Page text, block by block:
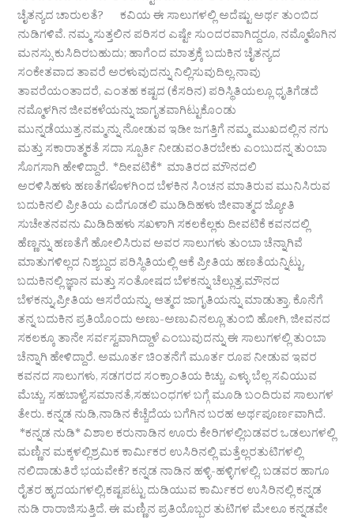
ಚೈತನ್ಯದ ಚಾರುಲತೆ? ಕವಿಯ ಈ ಸಾಲುಗಳಲ್ಲಿ ಅದೆಷ್ಟು ಅರ್ಥ ತುಂಬಿದ
ನುಡಿಗಳಿವೆ. ನಮ್ಮ ಸುತ್ತಲಿನ ಪರಿಸರ ಎಷ್ಟೇ ಸುಂದರವಾಗಿದ್ದರೂ, ನಮ್ಮೊಳೊಗಿನ
ಮನಸ್ಸು ಕುಸಿದಿರಬಹುದು; ಹಾಗೆಂದ ಮಾತ್ರಕ್ಕೆ ಬದುಕಿನ ಚೈತನ್ಯದ
ಸಂಕೇತವಾದ ತಾವರೆ ಅರಳುವುದನ್ನು ನಿಲ್ಲಿಸುವುದಿಲ್ಲ.ನಾವು
ತಾವರೆಯಂತಾದರೆ, ಎಂತಹ ಕಷ್ಟದ (ಕೆಸರಿನ) ಪರಿಸ್ಥಿತಿಯಲ್ಲೂ ಧೃತಿಗೆಡದೆ
ನಮ್ಮೊಳಗಿನ ಜೀವಕಳೆಯನ್ನು ಜಾಗೃತವಾಗಿಟ್ಟುಕೊಂಡು
ಮುನ್ನಡೆಯುತ್ತ,ನಮ್ಮನ್ನು ನೋಡುವ ಇಡೀ ಜಗತ್ತಿಗೆ ನಮ್ಮ ಮುಖದಲ್ಲಿನ ನಗು
ಮತ್ತು ಸಕಾರಾತ್ಮಕತೆ ಸದಾ ಸ್ಪೂರ್ತಿ ನೀಡುವಂತಿರಬೇಕು ಎಂಬುದನ್ನ ತುಂಬಾ
ಸೊಗಸಾಗಿ ಹೇಳಿದ್ದಾರೆ. *ದೀವಟಿಕೆ* ಮಾತಿರದ ಮೌನದಲಿ
ಅರಳಿಸಿಹಳು ಹಣತೆಗಳೊಳಗಿಂದ ಬೆಳಕಿನ ಸಿಂಚನ ಮಾತಿರುವ ಮುನಿಸಿರುವ
ಬದುಕಿನಲಿ ಪ್ರೀತಿಯ ಎದೆಗೂಡಲಿ ಮುಡಿದಿಹಳು ಜೀವಾತ್ಮದ ಜ್ಯೋತಿ
ಸುಚೇತನವನು ಮಿಡಿದಿಹಳು ಸಖಳಾಗಿ ಸಕಲಕೆಲ್ಲಕು ದೀವಟಿಕೆ ಕವನದಲ್ಲಿ
ಹೆಣ್ಣನ್ನು ಹಣತೆಗೆ ಹೋಲಿಸಿರುವ ಅವರ ಸಾಲುಗಳು ತುಂಬಾ ಚೆನ್ನಾಗಿವೆ
ಮಾತುಗಳಿಲ್ಲದ ನಿಶ್ಯಬ್ದದ ಪರಿಸ್ಥಿತಿಯಲ್ಲಿ ಆಕೆ ಪ್ರೀತಿಯ ಹಣತೆಯನ್ನಿಟ್ಟು,
ಬದುಕಿನಲ್ಲಿ ಜ್ಞಾನ ಮತ್ತು ಸಂತೋಷದ ಬೆಳಕನ್ನು ಚೆಲ್ಲುತ್ತ,ಮೌನದ
ಬೆಳಕನ್ನು,ಪ್ರೀತಿಯ ಆಸರೆಯನ್ನು, ಆತ್ಮದ ಜಾಗೃತಿಯನ್ನು ಮಾಡುತ್ತಾ, ಕೊನೆಗೆ
ತನ್ನ ಬದುಕಿನ ಪ್ರತಿಯೊಂದು ಅಣು-ಅಣುವಿನಲ್ಲೂ ತುಂಬಿ ಹೋಗಿ, ಜೀವನದ
ಸಕಲಕ್ಕೂ ತಾನೇ ಸರ್ವಸ್ವವಾಗಿದ್ದಾಳೆ ಎಂಬುವುದನ್ನು ಈ ಸಾಲುಗಳಲ್ಲಿ ತುಂಬಾ
ಚೆನ್ನಾಗಿ ಹೇಳಿದ್ದಾರೆ. ಅಮೂರ್ತ ಚಿಂತನೆಗೆ ಮೂರ್ತ ರೂಪ ನೀಡುವ ಇವರ
ಕವನದ ಸಾಲುಗಳು, ಸಡಗರದ ಸಂಕ್ರಾಂತಿಯ ಕಿಚ್ಚು. ಎಳ್ಳು ಬೆಲ್ಲ ಸವಿಯುವ
ಮೆಚ್ಚು, ಸಹಬಾಳ್ವೆ,ಸಮಾನತೆ,ಸಹಬಂಧಗಳ ಬಗ್ಗೆ ಮೂಡಿ ಬಂದಿರುವ ಸಾಲುಗಳ
ತೇರು. ಕನ್ನಡ ನುಡಿ,ನಾಡಿನ ಕೆಚ್ಚೆದೆಯ ಬಗೆಗಿನ ಬರಹ ಅರ್ಥಪೂರ್ಣವಾಗಿದೆ.
*ಕನ್ನಡ ನುಡಿ* ವಿಶಾಲ ಕರುನಾಡಿನ ಊರು ಕೇರಿಗಳಲ್ಲಿಬಡವರ ಒಡಲುಗಳಲ್ಲಿ
ಮಣ್ಣಿನ ಮಕ್ಕಳಲ್ಲಿಶ್ರಮಿಕ ಕಾರ್ಮಿಕರ ಉಸಿರಿನಲ್ಲಿ ಮತ್ತೆಲ್ಲರತುಟಿಗಳಲ್ಲಿ
ನಲಿದಾಡುತಿರೆ ಭಯವೇಕೆ? ಕನ್ನಡ ನಾಡಿನ ಹಳ್ಳಿ-ಹಳ್ಳಿಗಳಲ್ಲಿ, ಬಡವರ ಹಾಗೂ
ರೈತರ ಹೃದಯಗಳಲ್ಲಿ,ಕಷ್ಟಪಟ್ಟು ದುಡಿಯುವ ಕಾರ್ಮಿಕರ ಉಸಿರಿನಲ್ಲಿ ಕನ್ನಡ
ನುಡಿ ರಾರಾಜಿಸುತ್ತಿದೆ. ಈ ಮಣ್ಣಿನ ಪ್ರತಿಯೊಬ್ಬರ ತುಟಿಗಳ ಮೇಲೂ ಕನ್ನಡವೇ